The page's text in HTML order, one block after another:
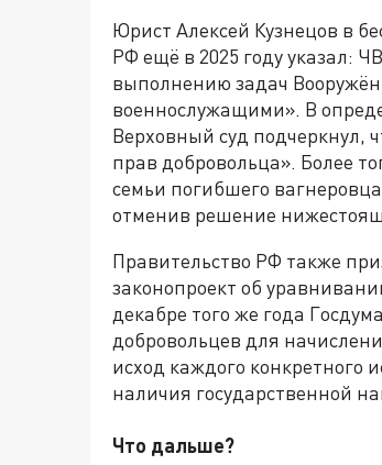
Юрист Алексей Кузнецов в
РФ ещё в 2025 году указал:
выполнению задач
военнослужащими». В
Верховный суд подчеркнул,
прав добровольца». Более
семьи погибшего
отменив решение
Правительство РФ также
законопроект об
декабре того же года
добровольцев для
исход каждого конкретного
наличия государственной
Что дальше?